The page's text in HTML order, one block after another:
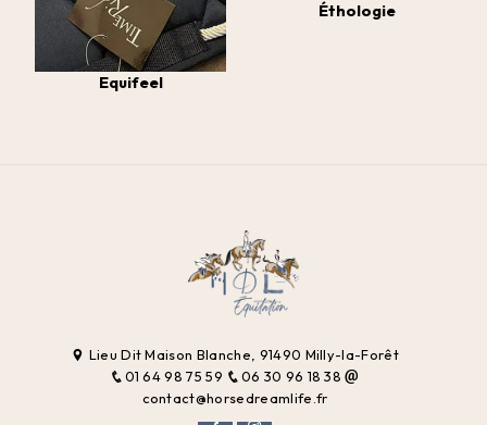
Equifeel
Éthologie
Lieu Dit Maison Blanche, 91490 Milly-la-Forêt
01 64 98 75 59
06 30 96 18 38
contact@horsedreamlife.fr